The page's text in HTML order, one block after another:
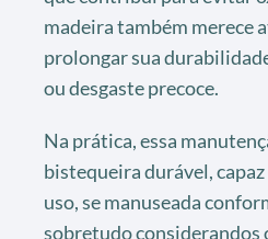
madeira também merece
prolongar sua
ou desgaste precoce.
Na prática, essa
bistequeira durável,
uso, se manuseada
sobretudo considerandos